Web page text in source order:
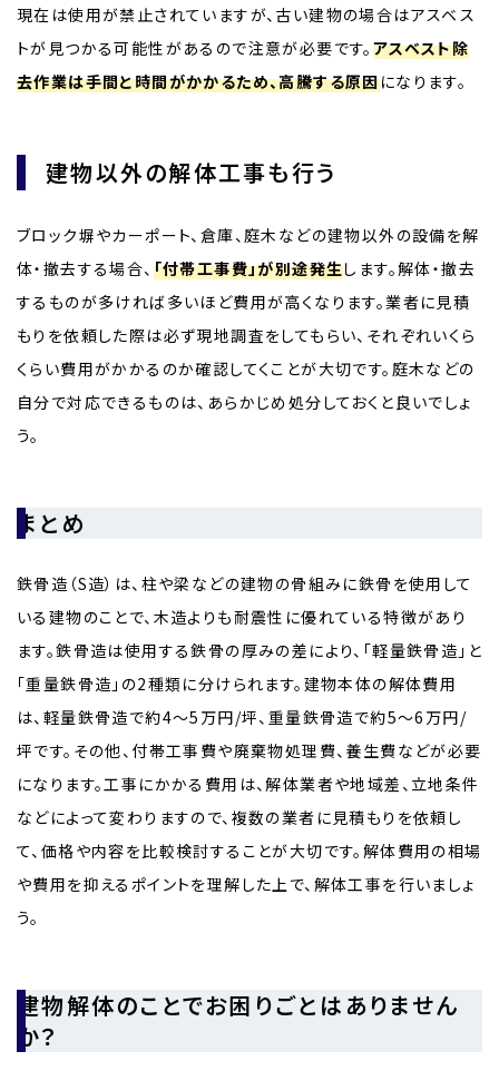
現在は使用が禁止されていますが、古い建物の場合はアスベス
トが見つかる可能性があるので注意が必要です。 アスベスト除
去作業は手間と時間がかかるため、高騰する原因になります。
建物以外の解体工事も行う
ブロック塀やカーポート、倉庫、庭木などの建物以外の設備を解
体・撤去する場合、 「付帯工事費」が別途発生します。解体・撤去
するものが多ければ多いほど費用が高くなります。業者に見積
もりを依頼した際は必ず現地調査をしてもらい、それぞれいくら
くらい費用がかかるのか確認してくことが大切です。庭木などの
自分で対応できるものは、あらかじめ処分しておくと良いでしょ
う。
まとめ
鉄骨造（S造）は、柱や梁などの建物の骨組みに鉄骨を使用して
いる建物のことで、木造よりも耐震性に優れている特徴があり
ます。鉄骨造は使用する鉄骨の厚みの差により、「軽量鉄骨造」と
「重量鉄骨造」の2種類に分けられます。建物本体の解体費用
は、軽量鉄骨造で約4～5万円/坪、重量鉄骨造で約5～6万円/
坪です。その他、付帯工事費や廃棄物処理費、養生費などが必要
になります。工事にかかる費用は、解体業者や地域差、立地条件
などによって変わりますので、複数の業者に見積もりを依頼し
て、価格や内容を比較検討することが大切です。解体費用の相場
や費用を抑えるポイントを理解した上で、解体工事を行いましょ
う。
建物解体のことでお困りごとはありません
か？